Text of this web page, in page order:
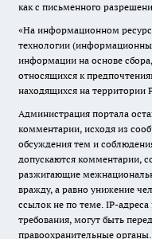
как с письменного
«На информационном
технологии
информации на основе
относящихся к
находящихся на территории
Администрация портала
комментарии, исходя из
обсуждения тем и
допускаются комментарии,
разжигающие
вражду, а равно унижение
ссылок не по теме. IP-
требования, могут быть
правоохранительные органы.